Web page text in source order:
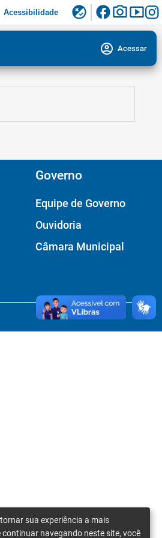
Acessibilidade flaky facebookphoto_camerasmart_display
account_circle Acessar
Governo
Equipe de Governo
Ouvidoria
Câmara Municipal
sua experiência a mais
continuar navegando neste site, você